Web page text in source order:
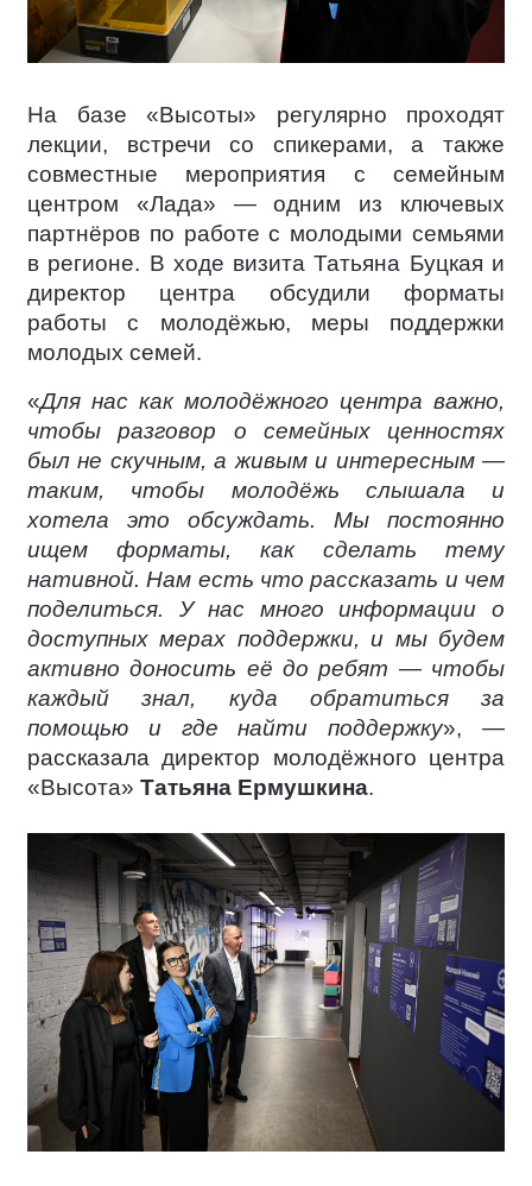
На базе «Высоты» регулярно проходят
лекции, встречи со спикерами, а также
совместные мероприятия с семейным
центром «Лада» — одним из ключевых
партнёров по работе с молодыми семьями
в регионе. В ходе визита Татьяна Буцкая и
директор центра обсудили форматы
работы с молодёжью, меры поддержки
молодых семей.
«Для нас как молодёжного центра важно,
чтобы разговор о семейных ценностях
был не скучным, а живым и интересным —
таким, чтобы молодёжь слышала и
хотела это обсуждать. Мы постоянно
ищем форматы, как сделать тему
нативной. Нам есть что рассказать и чем
поделиться. У нас много информации о
доступных мерах поддержки, и мы будем
активно доносить её до ребят — чтобы
каждый знал, куда обратиться за
помощью и где найти поддержку», —
рассказала директор молодёжного центра
«Высота» Татьяна Ермушкина.